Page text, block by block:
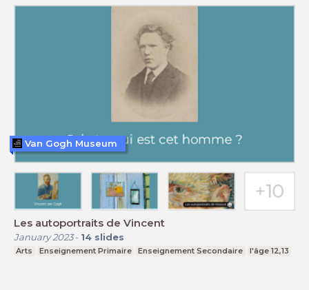
Les autoportraits de Vincent
January 2023- 14 slides
Arts Enseignement Primaire Enseignement Secondaire l'âge 12,13
Van Gogh Museum